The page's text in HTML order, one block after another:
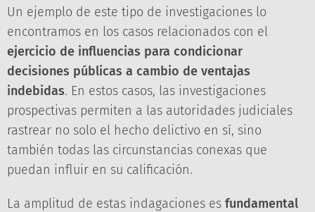
Un ejemplo de este tipo de investigaciones lo
encontramos en los casos relacionados con el
ejercicio de influencias para condicionar
decisiones públicas a cambio de ventajas
indebidas. En estos casos, las investigaciones
prospectivas permiten a las autoridades judiciales
rastrear no solo el hecho delictivo en sí, sino
también todas las circunstancias conexas que
puedan influir en su calificación.
La amplitud de estas indagaciones es fundamental